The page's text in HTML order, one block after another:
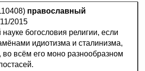
православный
2015
науке богословия религии, если
идиотизма и сталинизма,
во всём его моно разнообразном